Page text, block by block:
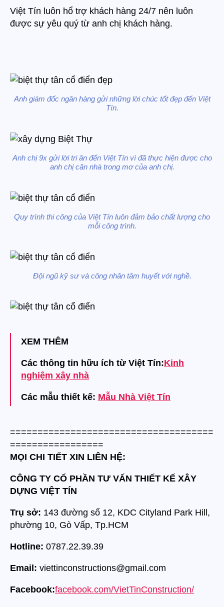
Việt Tín luôn hổ trợ khách hàng 24/7 nên luôn
được sự yêu quý từ anh chị khách hàng.
Anh giám đốc ngân hàng gửi những lời chúc tốt đẹp đến Việt
Tín.
Anh chị 9x gửi lời tri ân đến Việt Tín vì đã thực hiện được cho
anh chị căn nhà trong mơ của anh chị.
Quy trình thi công của Việt Tín luôn đảm bảo chất lượng cho
mỗi công trình.
Đội ngũ kỹ sư và công nhân tâm huyết với nghề.
XEM THÊM
Các thông tin hữu ích từ Việt Tín:Kinh
nghiệm xây nhà
Các mẫu thiết kế: Mẫu Nhà Việt Tín
=====================================
=================
MỌI CHI TIẾT XIN LIÊN HỆ:
CÔNG TY CỔ PHẦN TƯ VẤN THIẾT KẾ XÂY
DỰNG VIỆT TÍN
Trụ sở: 143 đường số 12, KDC Cityland Park Hill,
phường 10, Gò Vấp, Tp.HCM
Hotline: 0787.22.39.39
Email: viettinconstructions@gmail.com
Facebook:facebook.com/VietTinConstruction/